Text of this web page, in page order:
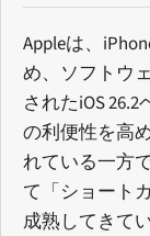
Appleは、
め、ソフトウ
されたiOS
の利便性を高
れている一方
て「ショート
成熟してきて